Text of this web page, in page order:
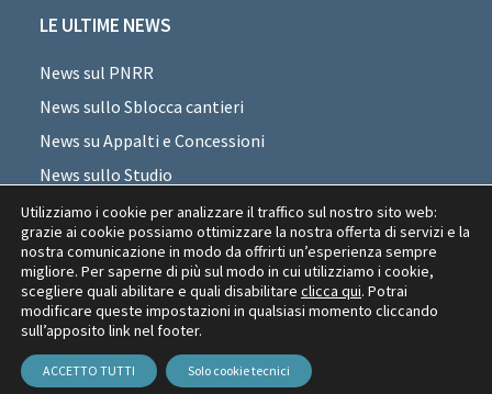
LE ULTIME NEWS
News sul PNRR
News sullo Sblocca cantieri
News su Appalti e Concessioni
News sullo Studio
News sui professionisti
News di settore
News Appalti Romania
Copyright © 2026 Piselli & Partners
P. IVA 13667811007
Privacy Policy
Cookie Policy Credits
Utilizziamo i cookie per analizzare il traffico sul nostro sito web:
grazie ai cookie possiamo ottimizzare la nostra offerta di servizi e la
nostra comunicazione in modo da offrirti un’esperienza sempre
migliore. Per saperne di più sul modo in cui utilizziamo i cookie,
scegliere quali abilitare e quali disabilitare clicca qui. Potrai
modificare queste impostazioni in qualsiasi momento cliccando
sull’apposito link nel footer.
ACCETTO TUTTI Solo cookie tecnici